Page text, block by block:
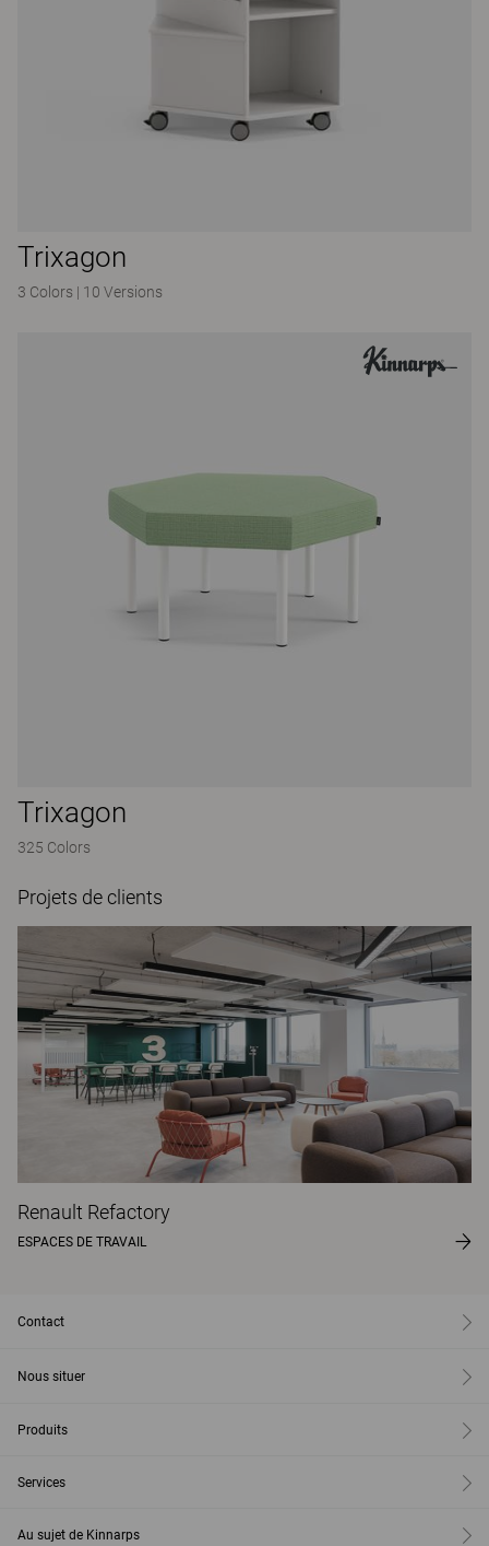
Trixagon
3 Colors | 10 Versions
Trixagon
325 Colors
Projets de clients
Renault Refactory
ESPACES DE TRAVAIL
Contact
Nous situer
Produits
Services
Au sujet de Kinnarps